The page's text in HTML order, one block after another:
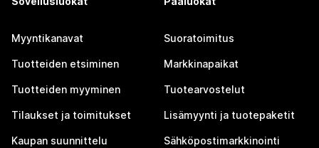
Myyntikanavat
Tuotteiden etsiminen
Tuotteiden myyminen
Tilaukset ja toimitukset
Kaupan suunnittelu
Suoratoimitus
Markkinapaikat
Tuotearvostelut
Lisämyynti ja tuotepaketit
Sähköpostimarkkinointi